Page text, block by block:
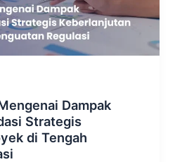
Dampak
Strategis
di Tengah